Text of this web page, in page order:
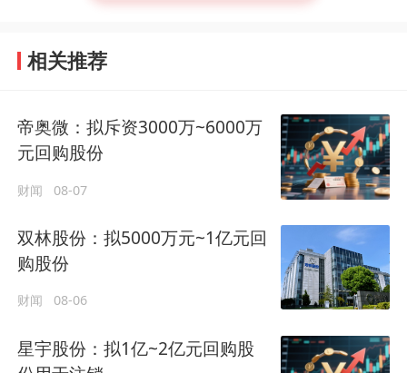
相关推荐
帝奥微：拟斥资3000万~6000万
元回购股份
财闻 08-07
双林股份：拟5000万元~1亿元回
购股份
财闻 08-06
星宇股份：拟1亿~2亿元回购股